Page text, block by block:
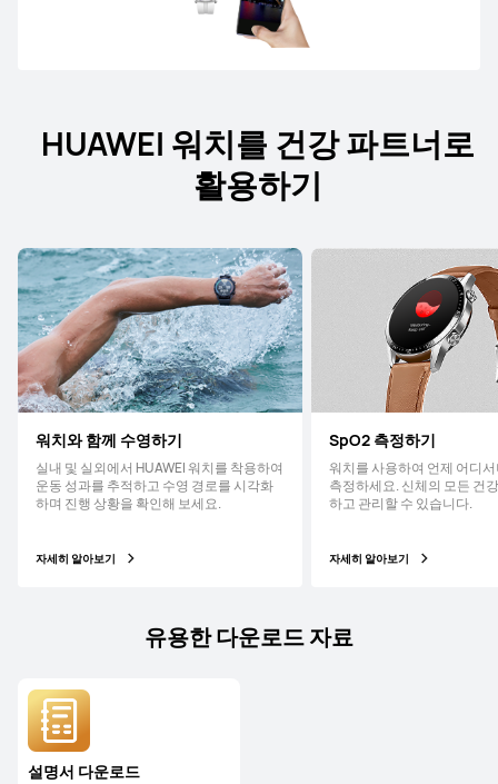
HUAWEI 워치를 건강 파트너로
활용하기
워치와 함께 수영하기
실내 및 실외에서 HUAWEI 워치를 착용하여
운동 성과를 추적하고 수영 경로를 시각화
하며 진행 상황을 확인해 보세요.
자세히 알아보기
SpO2 측정하기
워치를 사용하여 언제 어디
측정하세요. 신체의 모든 건
하고 관리할 수 있습니다.
자세히 알아보기
유용한 다운로드 자료
설명서 다운로드